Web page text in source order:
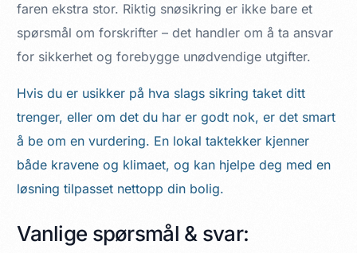
faren ekstra stor. Riktig snøsikring er ikke bare et
spørsmål om forskrifter – det handler om å ta ansvar
for sikkerhet og forebygge unødvendige utgifter.
Hvis du er usikker på hva slags sikring taket ditt
trenger, eller om det du har er godt nok, er det smart
å be om en vurdering. En lokal taktekker kjenner
både kravene og klimaet, og kan hjelpe deg med en
løsning tilpasset nettopp din bolig.
Vanlige spørsmål & svar: